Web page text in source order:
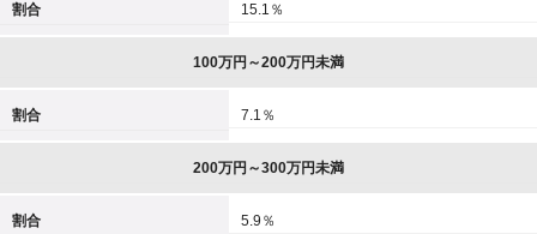
割合 15.1％
100万円～200万円未満
割合 7.1％
200万円～300万円未満
割合 5.9％